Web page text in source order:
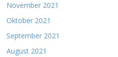
November 2021
Oktober 2021
September 2021
August 2021